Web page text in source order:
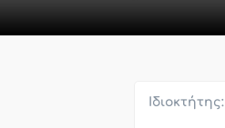
Ιδιοκτήτης: